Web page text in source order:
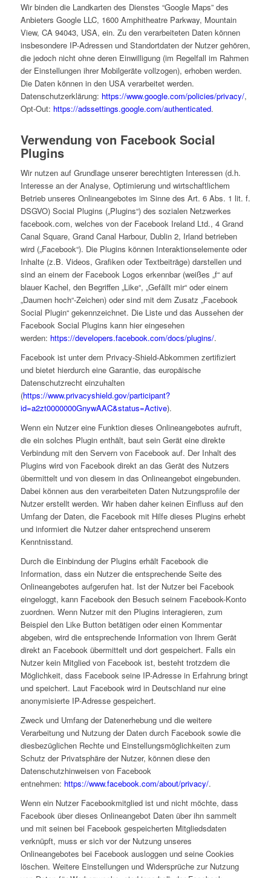
Wir binden die Landkarten des Dienstes “Google Maps” des
Anbieters Google LLC, 1600 Amphitheatre Parkway, Mountain
View, CA 94043, USA, ein. Zu den verarbeiteten Daten können
insbesondere IP-Adressen und Standortdaten der Nutzer gehören,
die jedoch nicht ohne deren Einwilligung (im Regelfall im Rahmen
der Einstellungen ihrer Mobilgeräte vollzogen), erhoben werden.
Die Daten können in den USA verarbeitet werden.
Datenschutzerklärung: https://www.google.com/policies/privacy/,
Opt-Out: https://adssettings.google.com/authenticated.
Verwendung von Facebook Social
Plugins
Wir nutzen auf Grundlage unserer berechtigten Interessen (d.h.
Interesse an der Analyse, Optimierung und wirtschaftlichem
Betrieb unseres Onlineangebotes im Sinne des Art. 6 Abs. 1 lit. f.
DSGVO) Social Plugins („Plugins“) des sozialen Netzwerkes
facebook.com, welches von der Facebook Ireland Ltd., 4 Grand
Canal Square, Grand Canal Harbour, Dublin 2, Irland betrieben
wird („Facebook“). Die Plugins können Interaktionselemente oder
Inhalte (z.B. Videos, Grafiken oder Textbeiträge) darstellen und
sind an einem der Facebook Logos erkennbar (weißes „f“ auf
blauer Kachel, den Begriffen „Like“, „Gefällt mir“ oder einem
„Daumen hoch“-Zeichen) oder sind mit dem Zusatz „Facebook
Social Plugin“ gekennzeichnet. Die Liste und das Aussehen der
Facebook Social Plugins kann hier eingesehen
werden: https://developers.facebook.com/docs/plugins/.
Facebook ist unter dem Privacy-Shield-Abkommen zertifiziert
und bietet hierdurch eine Garantie, das europäische
Datenschutzrecht einzuhalten
(https://www.privacyshield.gov/participant?
id=a2zt0000000GnywAAC&status=Active).
Wenn ein Nutzer eine Funktion dieses Onlineangebotes aufruft,
die ein solches Plugin enthält, baut sein Gerät eine direkte
Verbindung mit den Servern von Facebook auf. Der Inhalt des
Plugins wird von Facebook direkt an das Gerät des Nutzers
übermittelt und von diesem in das Onlineangebot eingebunden.
Dabei können aus den verarbeiteten Daten Nutzungsprofile der
Nutzer erstellt werden. Wir haben daher keinen Einfluss auf den
Umfang der Daten, die Facebook mit Hilfe dieses Plugins erhebt
und informiert die Nutzer daher entsprechend unserem
Kenntnisstand.
Durch die Einbindung der Plugins erhält Facebook die
Information, dass ein Nutzer die entsprechende Seite des
Onlineangebotes aufgerufen hat. Ist der Nutzer bei Facebook
eingeloggt, kann Facebook den Besuch seinem Facebook-Konto
zuordnen. Wenn Nutzer mit den Plugins interagieren, zum
Beispiel den Like Button betätigen oder einen Kommentar
abgeben, wird die entsprechende Information von Ihrem Gerät
direkt an Facebook übermittelt und dort gespeichert. Falls ein
Nutzer kein Mitglied von Facebook ist, besteht trotzdem die
Möglichkeit, dass Facebook seine IP-Adresse in Erfahrung bringt
und speichert. Laut Facebook wird in Deutschland nur eine
anonymisierte IP-Adresse gespeichert.
Zweck und Umfang der Datenerhebung und die weitere
Verarbeitung und Nutzung der Daten durch Facebook sowie die
diesbezüglichen Rechte und Einstellungsmöglichkeiten zum
Schutz der Privatsphäre der Nutzer, können diese den
Datenschutzhinweisen von Facebook
entnehmen: https://www.facebook.com/about/privacy/.
Wenn ein Nutzer Facebookmitglied ist und nicht möchte, dass
Facebook über dieses Onlineangebot Daten über ihn sammelt
und mit seinen bei Facebook gespeicherten Mitgliedsdaten
verknüpft, muss er sich vor der Nutzung unseres
Onlineangebotes bei Facebook ausloggen und seine Cookies
löschen. Weitere Einstellungen und Widersprüche zur Nutzung